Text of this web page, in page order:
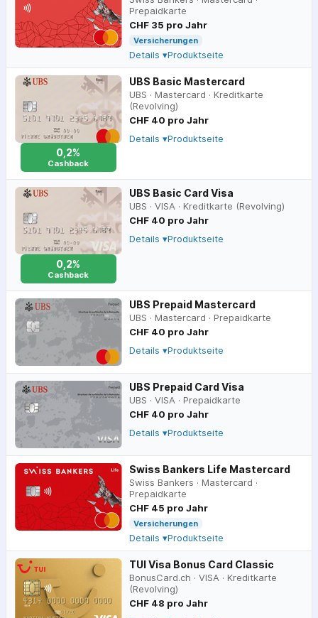
Prepaidkarte
CHF 35 pro Jahr
Versicherungen
Details ▾Produktseite
0,2%
Cashback
UBS Basic Mastercard
UBS · Mastercard · Kreditkarte
(Revolving)
CHF 40 pro Jahr
Details ▾Produktseite
0,2%
Cashback
UBS Basic Card Visa
UBS · VISA · Kreditkarte (Revolving)
CHF 40 pro Jahr
Details ▾Produktseite
UBS Prepaid Mastercard
UBS · Mastercard · Prepaidkarte
CHF 40 pro Jahr
Details ▾Produktseite
UBS Prepaid Card Visa
UBS · VISA · Prepaidkarte
CHF 40 pro Jahr
Details ▾Produktseite
Swiss Bankers Life Mastercard
Swiss Bankers · Mastercard ·
Prepaidkarte
CHF 45 pro Jahr
Versicherungen
Details ▾Produktseite
TUI Visa Bonus Card Classic
BonusCard.ch · VISA · Kreditkarte
(Revolving)
CHF 48 pro Jahr